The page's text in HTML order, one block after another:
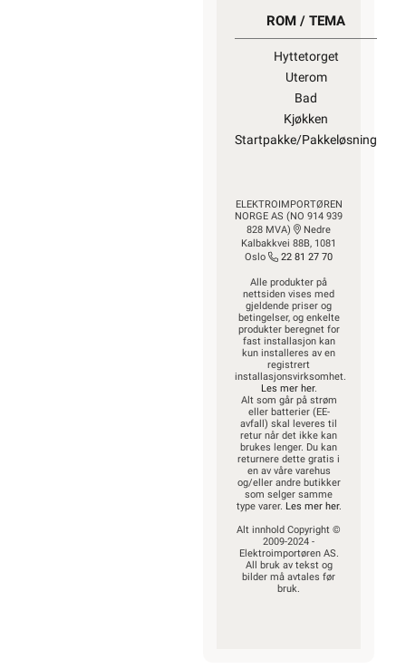
ROM / TEMA
Hyttetorget
Uterom
Bad
Kjøkken
Startpakke/Pakkeløsning
ELEKTROIMPORTØREN
NORGE AS (NO 914 939
828 MVA)
Nedre
Kalbakkvei 88B, 1081
Oslo
22 81 27 70
Alle produkter på
nettsiden vises med
gjeldende priser og
betingelser, og enkelte
produkter beregnet for
fast installasjon kan
kun installeres av en
registrert
installasjonsvirksomhet.
Les mer her.
Alt som går på strøm
eller batterier (EE-
avfall) skal leveres til
retur når det ikke kan
brukes lenger. Du kan
returnere dette gratis i
en av våre varehus
og/eller andre butikker
som selger samme
type varer. Les mer her.
Alt innhold Copyright ©
2009-2024 -
Elektroimportøren AS.
All bruk av tekst og
bilder må avtales før
bruk.